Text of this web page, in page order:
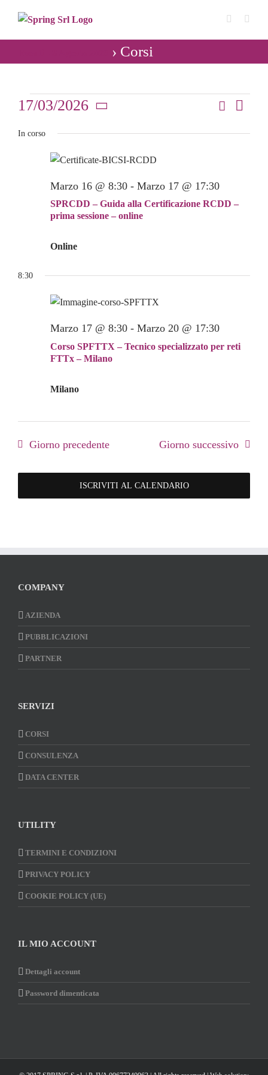
contenuto
› Corsi
Eventi
for
Marzo
2026
Eventi
Ricerca
viste
Cerca
Giorno
17/03/2026
la
In corso
SPRCDD – Guida alla Certificazione RCDD –
prima sessione – online
Marzo 16 @ 8:30 - Marzo 17 @ 17:30
Online
8:30
Corso SPFTTX – Tecnico specializzato per reti
FTTx – Milano
Marzo 17 @ 8:30 - Marzo 20 @ 17:30
Milano
Giorno precedente Giorno successivo
ISCRIVITI AL CALENDARIO
COMPANY
AZIENDA
PUBBLICAZIONI
PARTNER
SERVIZI
CORSI
CONSULENZA
DATA CENTER
UTILITY
TERMINI E CONDIZIONI
PRIVACY POLICY
COOKIE POLICY (UE)
IL MIO ACCOUNT
Dettagli account
Password dimenticata